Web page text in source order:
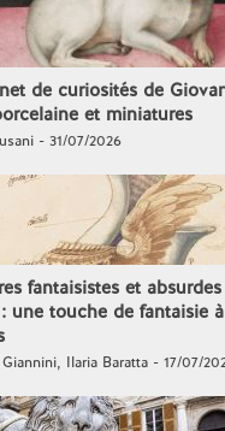
de curiosités de
et miniatures
- 31/07/2026
fantaisistes et
une touche de fantaisie
Ilaria Baratta - 17/07/